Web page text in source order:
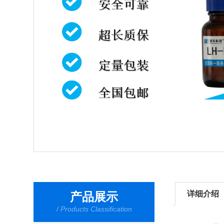
产品展示
/ Products Classification
详细介绍